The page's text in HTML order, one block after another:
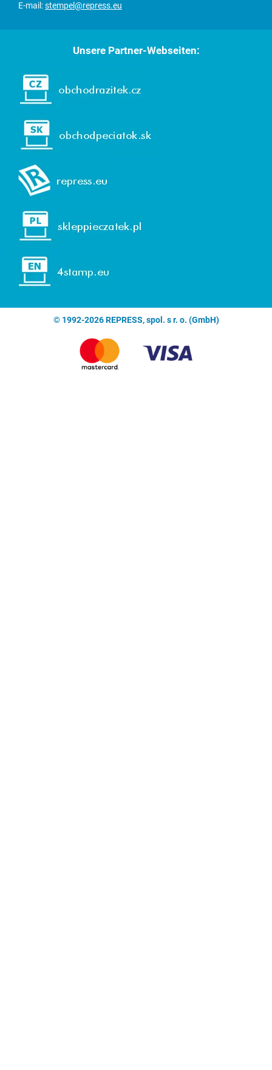
E-mail:stempel@repress.eu
Unsere Partner-Webseiten:
© 1992-2026 REPRESS, spol. s r. o. (GmbH)